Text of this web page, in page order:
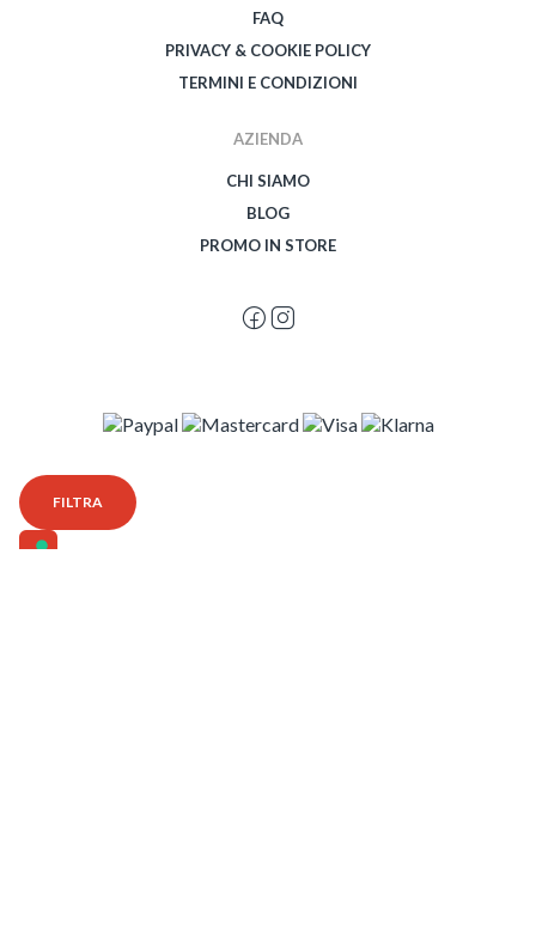
FILTRA
FAQ
PRIVACY & COOKIE POLICY
TERMINI E CONDIZIONI
AZIENDA
CHI SIAMO
BLOG
PROMO IN STORE
© 2026 Spegetti Visione Superba - Frasimo SRL - P.Iva 02435950999 - Tutti i